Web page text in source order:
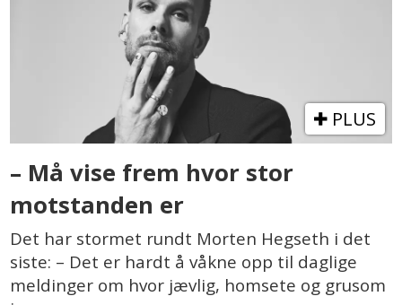
PLUS
– Må vise frem hvor stor
motstanden er
Det har stormet rundt Morten Hegseth i det
siste: – Det er hardt å våkne opp til daglige
meldinger om hvor jævlig, homsete og grusom